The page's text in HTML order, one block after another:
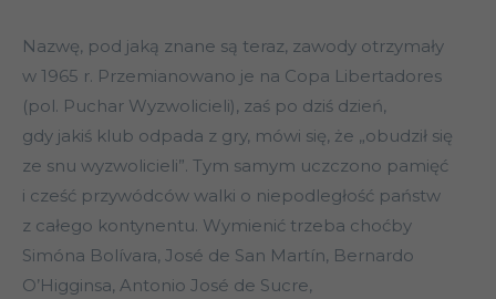
Nazwę, pod jaką znane są teraz, zawody otrzymały
w 1965 r. Przemianowano je na Copa Libertadores
(pol. Puchar Wyzwolicieli), zaś po dziś dzień,
gdy jakiś klub odpada z gry, mówi się, że „obudził się
ze snu wyzwolicieli”. Tym samym uczczono pamięć
i cześć przywódców walki o niepodległość państw
z całego kontynentu. Wymienić trzeba choćby
Simóna Bolívara, José de San Martín, Bernardo
O’Higginsa, Antonio José de Sucre,